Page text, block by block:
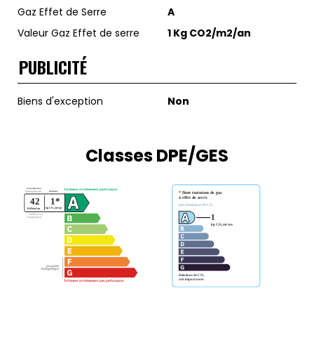
Gaz Effet de Serre
A
Valeur Gaz Effet de serre
1 Kg CO2/m2/an
PUBLICITÉ
Biens d'exception Non
Classes DPE/GES